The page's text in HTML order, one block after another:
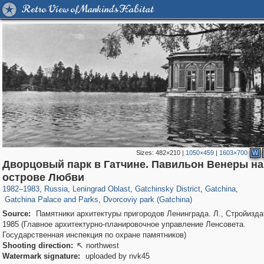
Retro View of Mankind's Habitat
Sizes:482×210 | 1050×459 | 1603×700 W
Дворцовый парк в Гатчине. Павильон Венеры на
острове Любви
1982–1983, Russia
1,405,755
, Leningrad Oblast
38,888
, Gatchinsky District, Gatchina,
Gatchina Palace and Parks
1,271 133
, Dvorcoviy park (Gatchina)
1,024 120
Source:
Памятники архитектуры пригородов Ленинграда. Л.,
1985 (Главное архитектурно-планировочное управление Ленсовета.
Государственная инспекция по охране памятников)
Shooting direction:  northwest
Watermark signature:
uploaded by nvk45